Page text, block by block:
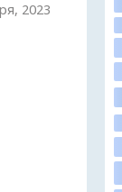
2023